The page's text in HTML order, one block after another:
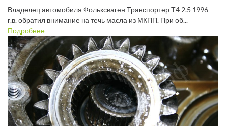
Владелец автомобиля Фольксваген Транспортер Т4 2.5 1996
г.в. обратил внимание на течь масла из МКПП. При об...
Подробнее